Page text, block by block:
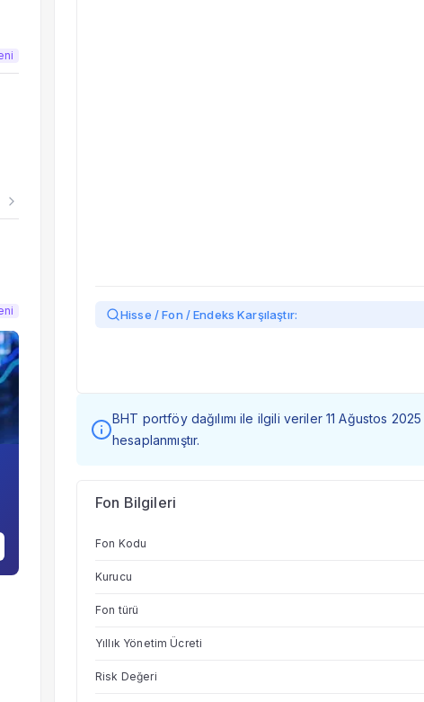
Hisse / Fon / Endeks Karşılaştır:
BHT portföy dağılımı ile ilgili veriler 11 Ağustos
hesaplanmıştır.
Fon Bilgileri
Fon Kodu
Kurucu
Fon türü
Yıllık Yönetim Ücreti
Risk Değeri